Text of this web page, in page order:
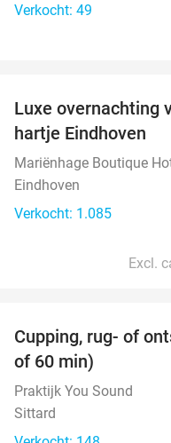
Verkocht: 49
Luxe overnachting
hartje Eindhoven
Mariënhage Boutique
Eindhoven
Verkocht: 1.085
Excl.
Cupping, rug- of
of 60 min)
Praktijk You Sound
Sittard